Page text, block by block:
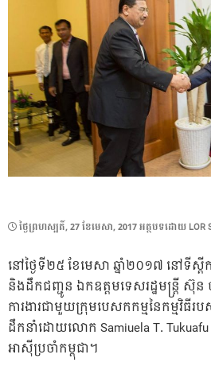
POSTED
ថ្ងៃ​ព្រហស្បតិ៍, 27 ខែ​មេសា, 2017អត្ថបទដោយ LOR
នៅថ្ងៃទី២៥ ខែមេសា ឆ្នាំ២០១៧ នៅទីស្
និងដឹកជញ្ជូន ឯកឧត្តមទេសរដ្ឋមន្ត្រី ស៊ុ
ការងារជាមួយក្រុមបេសកកម្មនៃកម្មវិធីរ
ដឹកនាំដោយលោក Samiuela T.
អាស៊ីប្រចាំកម្ពុជា។